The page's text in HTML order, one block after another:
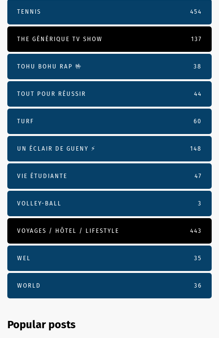
TENNIS 454
THE GÉNÉRIQUE TV SHOW 137
TOHU BOHU RAP 🤟 38
TOUT POUR RÉUSSIR 44
TURF 60
UN ÉCLAIR DE GUENY ⚡️ 148
VIE ÉTUDIANTE 47
VOLLEY-BALL 3
VOYAGES / HÔTEL / LIFESTYLE 443
WEL 35
WORLD 36
Popular posts